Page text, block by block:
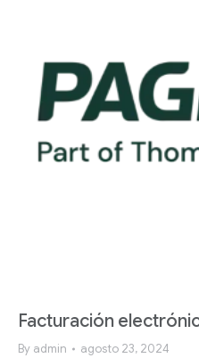
Facturación
By admin agosto 23, 2024